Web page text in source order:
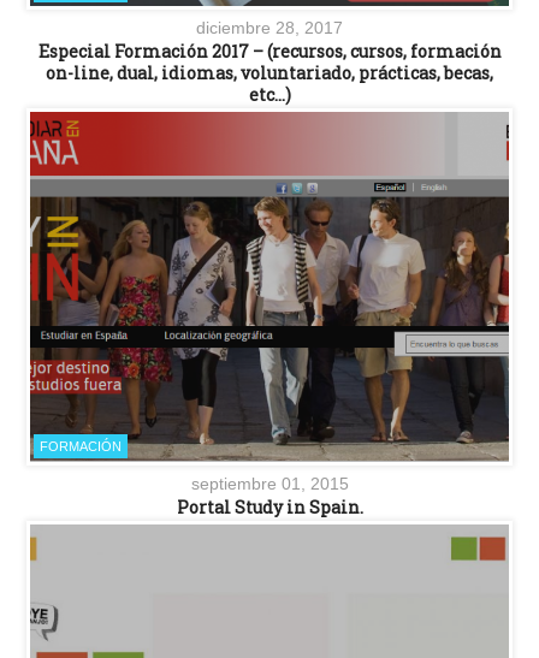
diciembre 28, 2017
Especial Formación 2017 – (recursos, cursos, formación
on-line, dual, idiomas, voluntariado, prácticas, becas,
etc…)
FORMACIÓN
septiembre 01, 2015
Portal Study in Spain.